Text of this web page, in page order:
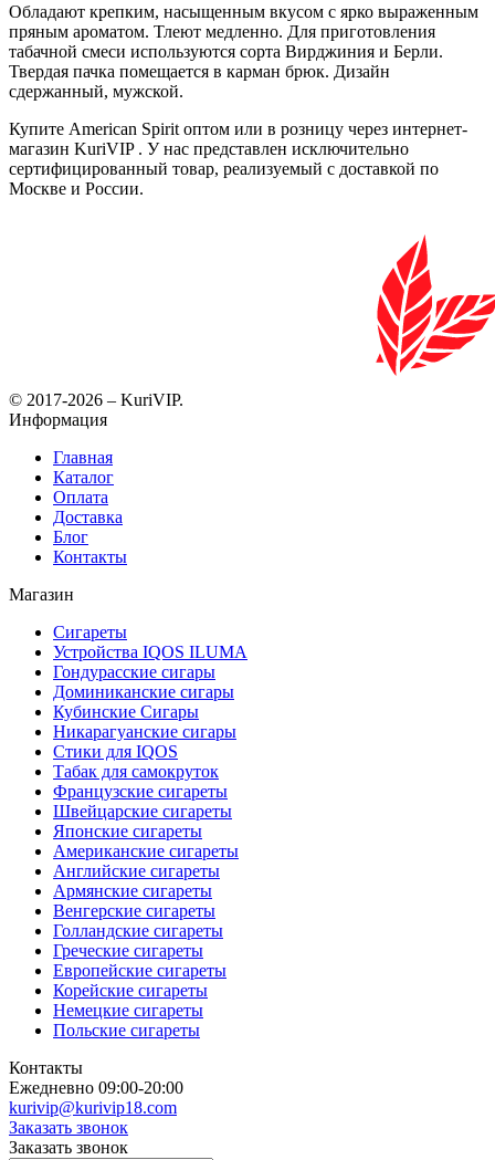
Обладают крепким, насыщенным вкусом с ярко выраженным
пряным ароматом. Тлеют медленно. Для приготовления
табачной смеси используются сорта Вирджиния и Берли.
Твердая пачка помещается в карман брюк. Дизайн
сдержанный, мужской.
Купите American Spirit оптом или в розницу через интернет-
магазин KuriVIP . У нас представлен исключительно
сертифицированный товар, реализуемый с доставкой по
Москве и России.
© 2017-2026 – KuriVIP.
Информация
Главная
Каталог
Оплата
Доставка
Блог
Контакты
Магазин
Сигареты
Устройства IQOS ILUMA
Гондурасские сигары
Доминиканские сигары
Кубинские Сигары
Никарагуанские сигары
Стики для IQOS
Табак для самокруток
Французские сигареты
Швейцарские сигареты
Японские сигареты
Американские сигареты
Английские сигареты
Армянские сигареты
Венгерские сигареты
Голландские сигареты
Греческие сигареты
Европейские сигареты
Корейские сигареты
Немецкие сигареты
Польские сигареты
Контакты
Ежедневно 09:00-20:00
kurivip@kurivip18.com
Заказать звонок
Заказать звонок